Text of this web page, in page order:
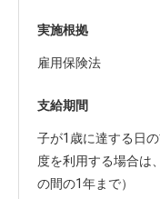
実施根拠
雇用保険法
支給期間
子が1歳に達する日
度を利用する場合は
の間の1年まで）